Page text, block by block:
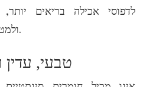
לדפוסי אכילה בריאים
ולמטבוליזם יציב ויעיל יותר.
טבעי,